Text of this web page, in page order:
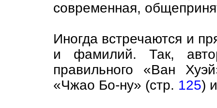
современная,
Иногда встречаются и
и фамилий. Так,
правильного «Ван
«Чжао Бо-ну» (стр. 125)